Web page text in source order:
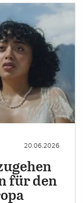
20.06.2026
für den